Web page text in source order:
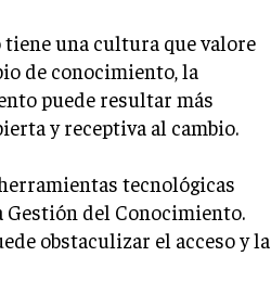
una cultura que valore
de conocimiento, la
puede resultar más
y receptiva al cambio.
tecnológicas
Gestión del Conocimiento.
obstaculizar el acceso y la